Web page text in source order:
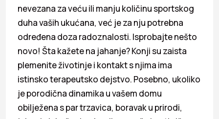
nevezana za veću ili manju količinu sportskog
duha vaših ukućana, već je za nju potrebna
određena doza radoznalosti. Isprobajte nešto
novo! Šta kažete na jahanje? Konji su zaista
plemenite životinje i kontakt s njima ima
istinsko terapeutsko dejstvo. Posebno, ukoliko
je porodična dinamika u vašem domu
obilježena s par trzavica, boravak u prirodi,